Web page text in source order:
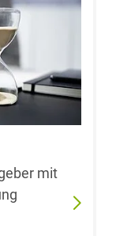
mit